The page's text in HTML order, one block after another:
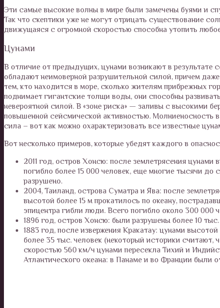
Эти самые высокие волны в мире были замечены буями и
Так что скептики уже не могут отрицать существование
движущаяся с огромной скоростью способна утопить
Цунами
В отличие от предыдущих, цунами возникают в
обладают неимоверной разрушительной силой, причем
тем, кто находится в море, сколько жителям прибрежных
поднимает гигантские толщи воды, они способны
невероятной силой. В «зоне риска» — заливы с высокими
повышенной сейсмической активностью. Молниеносность
сила – вот как можно охарактеризовать все известные
Вот несколько примеров, которые убедят каждого в
2011 год, остров Хонсю: после землетрясения цунами
погибло более 15 000 человек, еще многие тысячи до
разрушено.
2004, Таиланд, острова Суматра и Ява: после
высотой более 15 м прокатилось по океану,
эпицентра гибли люди. Всего погибло около 300 000
1896 год, остров Хонсю: были разрушены более 10
1883 год, после извержения Кракатау: цунами
более 35 тыс. человек (некоторый историки
скоростью 560 км/ч цунами пересекла Тихий и
Атлантического океана: в Панаме и во Франции были